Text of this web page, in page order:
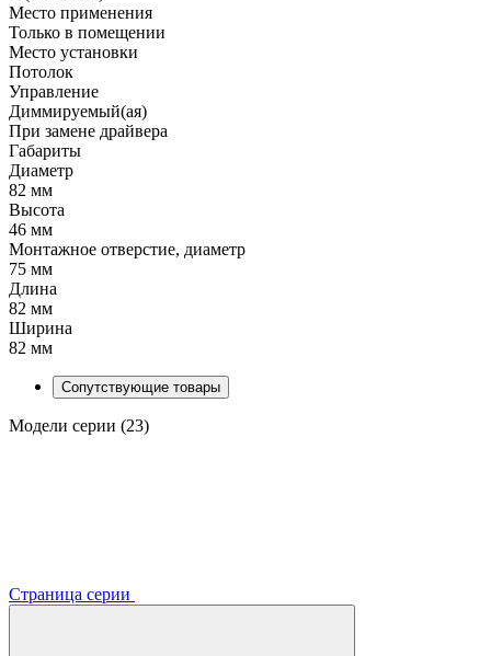
Место применения
Только в помещении
Место установки
Потолок
Управление
Диммируемый(ая)
При замене драйвера
Габариты
Диаметр
82 мм
Высота
46 мм
Монтажное отверстие, диаметр
75 мм
Длина
82 мм
Ширина
82 мм
Сопутствующие товары
Модели серии (23)
Страница серии